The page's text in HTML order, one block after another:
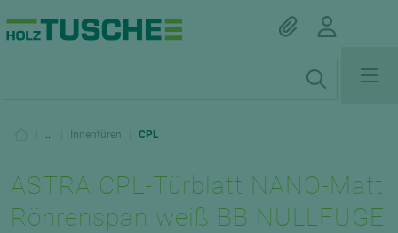
... Innentüren CPL
ASTRA CPL-Türblatt NANO-Matt
Röhrenspan weiß BB NULLFUGE